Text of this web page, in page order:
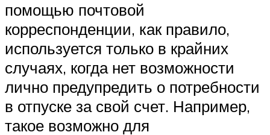
помощью почтовой
корреспонденции, как правило,
используется только в крайних
случаях, когда нет возможности
лично предупредить о потребности
в отпуске за свой счет. Например,
такое возможно для